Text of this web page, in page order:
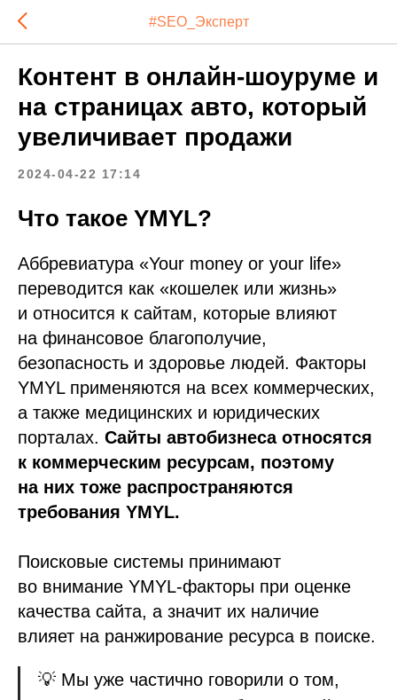
#SEO_Эксперт
Контент в онлайн-шоуруме и
на страницах авто, который
увеличивает продажи
2024-04-22 17:14
Что такое YMYL?
Аббревиатура «Your money or your life»
переводится как «кошелек или жизнь»
и относится к сайтам, которые влияют
на финансовое благополучие,
безопасность и здоровье людей. Факторы
YMYL применяются на всех коммерческих,
а также медицинских и юридических
порталах. Сайты автобизнеса относятся
к коммерческим ресурсам, поэтому
на них тоже распространяются
требования YMYL.
Поисковые системы принимают
во внимание YMYL-факторы при оценке
качества сайта, а значит их наличие
влияет на ранжирование ресурса в поиске.
💡 Мы уже частично говорили о том,